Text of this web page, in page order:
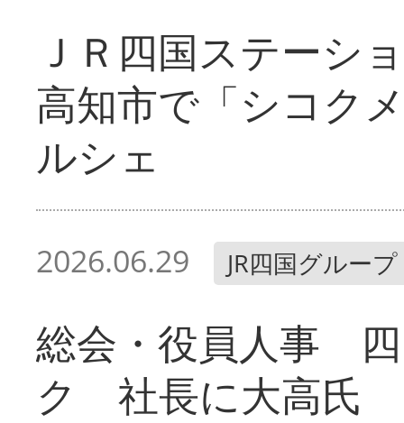
ＪＲ四国ステー
高知市で「シコク
ルシェ
2026.06.29 JR四国グループ
総会・役員人事
ク 社長に大高氏